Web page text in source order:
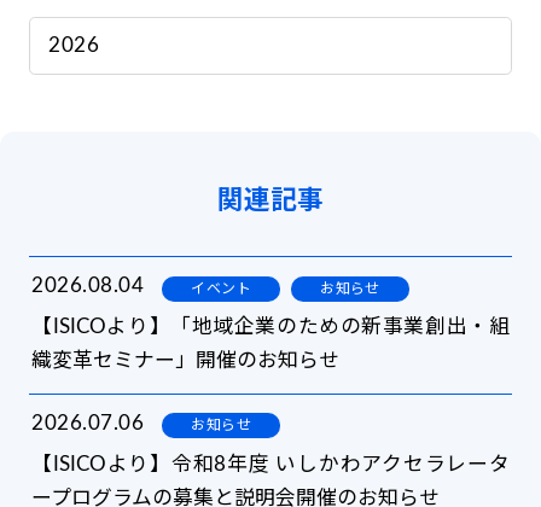
2026
関連記事
2026.08.04 イベント お知らせ
【ISICOより】「地域企業のための新事業創出・組
織変革セミナー」開催のお知らせ
2026.07.06 お知らせ
【ISICOより】令和8年度 いしかわアクセラレータ
ープログラムの募集と説明会開催のお知らせ